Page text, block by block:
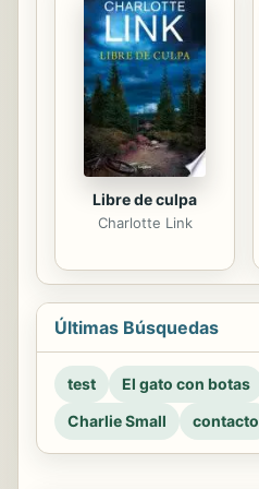
Libre de culpa
Charlotte Link
Últimas Búsquedas
test El gato con botas
Charlie Small
contacto